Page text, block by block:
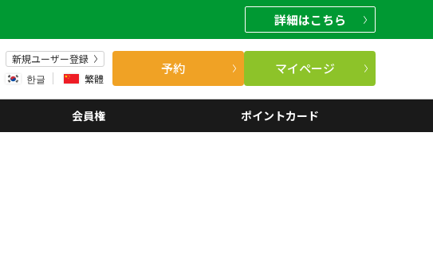
詳細はこちら
新規ユーザー登録
한글 繁體
予約 マイページ
会員権 ポイントカード